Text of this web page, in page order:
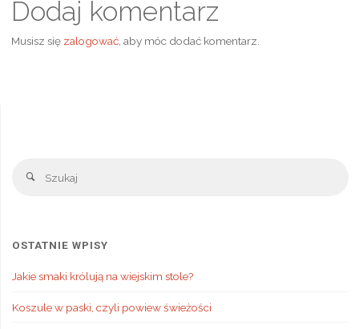
Dodaj komentarz
Musisz się zalogować, aby móc dodać komentarz.
Szukaj
OSTATNIE WPISY
Jakie smaki królują na wiejskim stole?
Koszule w paski, czyli powiew świeżości